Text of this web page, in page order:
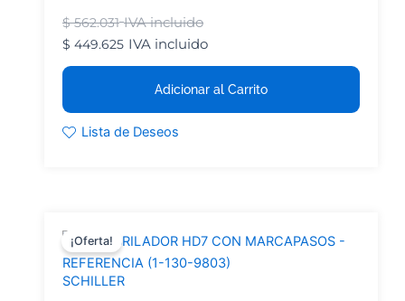
$562.031 IVA incluido
$ 449.625 IVA incluido
Adicionar al Carrito
Lista de Deseos
SCHILLER
¡Oferta!